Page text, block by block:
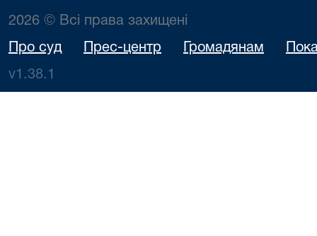
2026 © Всі права захищені
Про суд Прес-центр Громадянам
v1.38.1